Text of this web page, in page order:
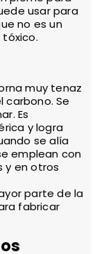
usar para
no es un
muy tenaz
Se
Es
y logra
se alía
emplean con
y en otros
parte de la
fabricar